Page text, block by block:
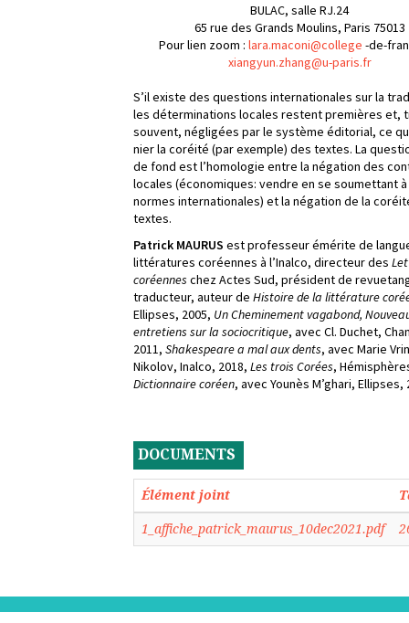
BULAC, salle RJ.24
65 rue des Grands Moulins, Paris 75013
Pour lien zoom : lara.maconi@college -de-
xiangyun.zhang@u-paris.fr
S’il existe des questions internationales sur la
les déterminations locales restent premières et,
souvent, négligées par le système éditorial, ce
nier la coréité (par exemple) des textes. La
de fond est l’homologie entre la négation des
locales (économiques: vendre en se soumettant
normes internationales) et la négation de la
textes.
Patrick MAURUS est professeur émérite de
littératures coréennes à l’Inalco, directeur des
coréennes chez Actes Sud, président de
traducteur, auteur de Histoire de la littérature
Ellipses, 2005, UnCheminement vagabond,
entretiens sur la sociocritique, avec Cl. Duchet,
2011, Shakespeare a mal aux dents, avec Marie
Nikolov, Inalco, 2018, Les trois Corées,
Dictionnaire coréen, avec Younès M’ghari, Ellipses,
DOCUMENTS
Élément joint
1_affiche_patrick_maurus_10dec2021.pdf